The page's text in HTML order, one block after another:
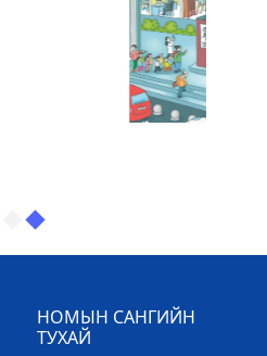
НОМЫН САНГИЙН
ТУХАЙ